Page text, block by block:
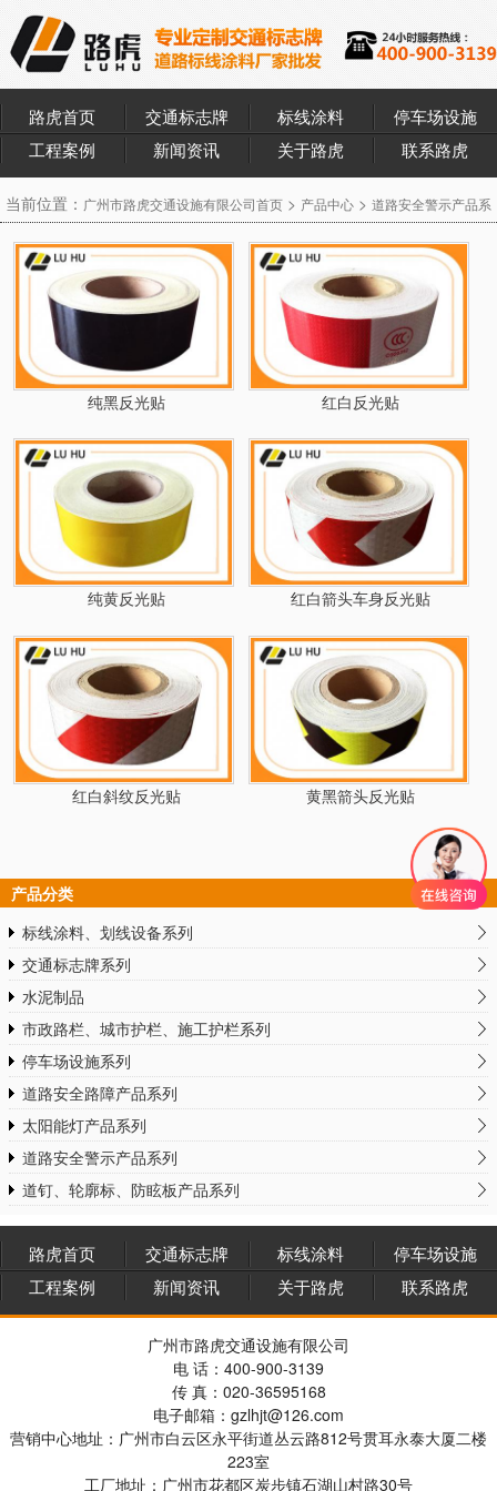
路虎首页 交通标志牌 标线涂料
停车场设施
工程案例
新闻资讯 关于路虎 联系路虎
当前位置： 广州市路虎交通设施有限公司首页 > 产品中心 > 道路安全警示产品系
纯黑反光贴 红白反光贴
纯黄反光贴 红白箭头车身反光贴
红白斜纹反光贴 黄黑箭头反光贴
产品分类
标线涂料、划线设备系列
交通标志牌系列
水泥制品
市政路栏、城市护栏、施工护栏系列
停车场设施系列
道路安全路障产品系列
太阳能灯产品系列
道路安全警示产品系列
道钉、轮廓标、防眩板产品系列
路虎首页 交通标志牌 标线涂料
停车场设施
工程案例
新闻资讯 关于路虎 联系路虎
广州市路虎交通设施有限公司
电 话：400-900-3139
传 真：020-36595168
电子邮箱：gzlhjt@126.com
营销中心地址：广州市白云区永平街道丛云路812号贯耳永泰大厦二楼
223室
工厂地址：广州市花都区炭步镇石湖山村路30号